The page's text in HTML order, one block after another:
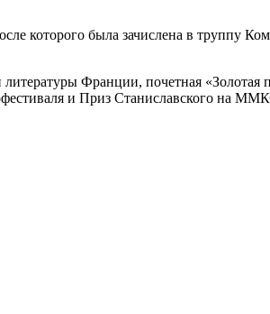
которого была зачислена в труппу
Франции, почетная «Золотая
и Приз Станиславского на